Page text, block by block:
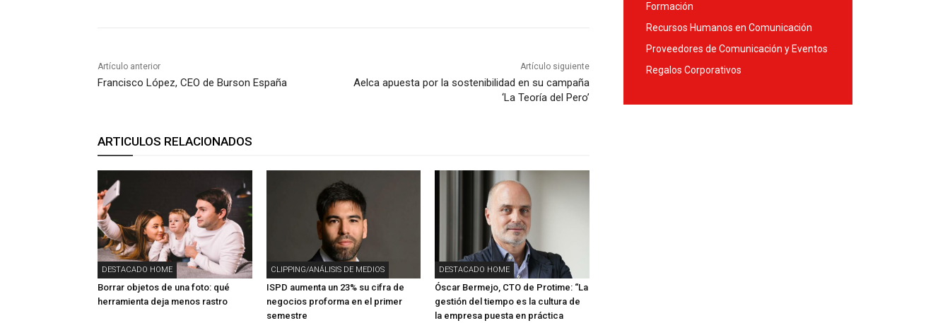
Artículo anterior
Francisco López, CEO de Burson España
Artículo siguiente
Aelca apuesta por la sostenibilidad en su campaña
‘La Teoría del Pero’
ARTICULOS RELACIONADOS
DESTACADO HOME
Borrar objetos de una foto: qué
herramienta deja menos rastro
CLIPPING/ANÁLISIS DE MEDIOS
ISPD aumenta un 23% su cifra de
negocios proforma en el primer
semestre
DESTACADO HOME
Óscar Bermejo, CTO de Protime: “La
gestión del tiempo es la cultura de
la empresa puesta en práctica
Formación
Recursos Humanos en Comunicación
Proveedores de Comunicación y Eventos
Regalos Corporativos